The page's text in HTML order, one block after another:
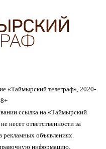
«Таймырский телеграф», 2020-
ссылка на «Таймырский
несет ответственности за
объявлениях.
информацию.